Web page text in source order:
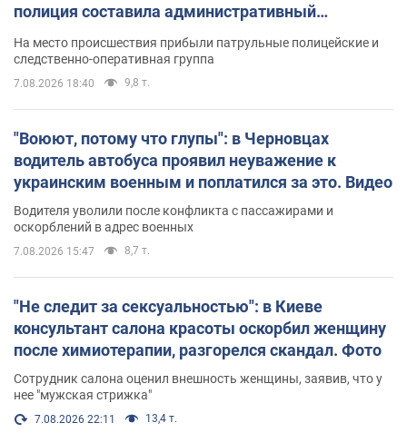
полиция составила административный
На место происшествия прибыли патрульные полицейские и
следственно-оперативная группа
7.08.2026 18:40 9,8 т.
"Воюют, потому что глупы": в Черновцах
водитель автобуса проявил неуважение к
украинским военным и поплатился за это. Видео
Водителя уволили после конфликта с пассажирами и
оскорблений в адрес военных
7.08.2026 15:47 8,7 т.
"Не следит за сексуальностью": в Киеве
консультант салона красоты оскорбил женщину
после химиотерапии, разгорелся скандал. Фото
Сотрудник салона оценил внешность женщины, заявив, что у
нее "мужская стрижка"
7.08.2026 22:11 13,4 т.